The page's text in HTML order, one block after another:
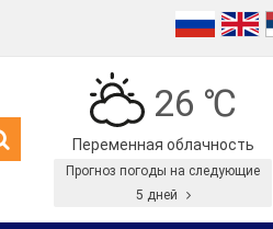
26 ℃
Переменная облачность
Прогноз погоды на следующие
5 дней